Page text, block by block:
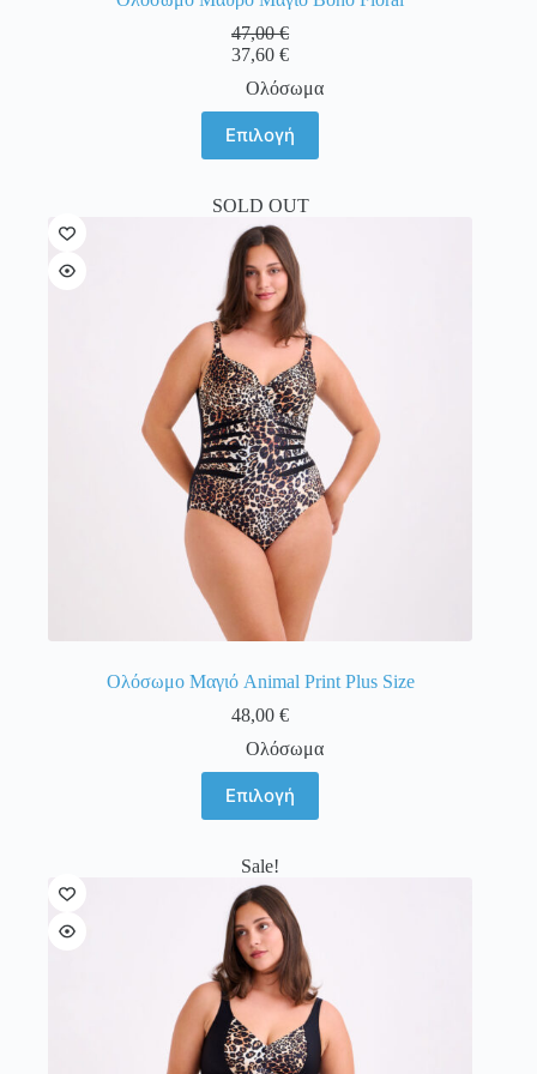
47,00€
37,60€
Ολόσωμα
Επιλογή
το
προϊόν
πολλαπλές
παραλλαγές.
Οι
επιλογές
μπορούν
να
επιλεγούν
σελίδα
του
προϊόντος
SOLD OUT
Ολόσωμο Μαγιό Animal Print Plus Size
48,00€
Ολόσωμα
Επιλογή
το
προϊόν
πολλαπλές
παραλλαγές.
Οι
επιλογές
μπορούν
να
επιλεγούν
σελίδα
του
Sale!